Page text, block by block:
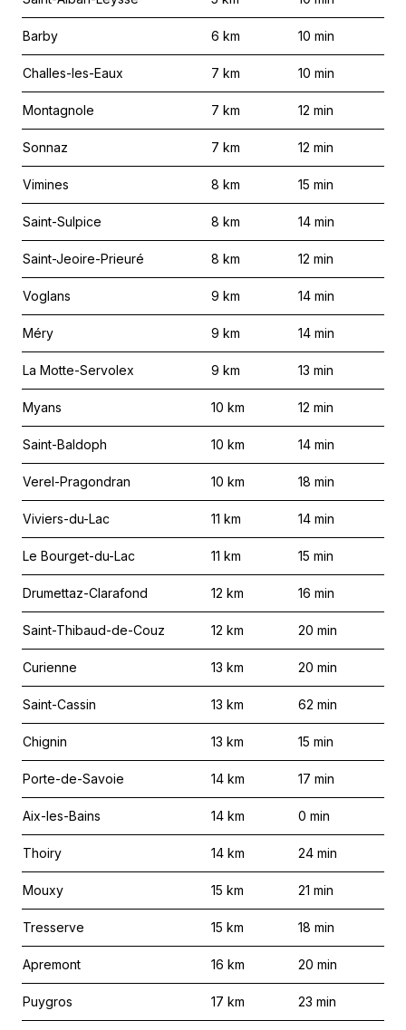
Barby 6 km 10 min
Challes-les-Eaux 7 km 10 min
Montagnole 7 km 12 min
Sonnaz 7 km 12 min
Vimines 8 km 15 min
Saint-Sulpice 8 km 14 min
Saint-Jeoire-Prieuré 8 km 12 min
Voglans 9 km 14 min
Méry 9 km 14 min
La Motte-Servolex 9 km 13 min
Myans 10 km 12 min
Saint-Baldoph 10 km 14 min
Verel-Pragondran 10 km 18 min
Viviers-du-Lac 11 km 14 min
Le Bourget-du-Lac 11 km 15 min
Drumettaz-Clarafond 12 km 16 min
Saint-Thibaud-de-Couz 12 km 20 min
Curienne 13 km 20 min
Saint-Cassin 13 km 62 min
Chignin 13 km 15 min
Porte-de-Savoie 14 km 17 min
Aix-les-Bains 14 km 0 min
Thoiry 14 km 24 min
Mouxy 15 km 21 min
Tresserve 15 km 18 min
Apremont 16 km 20 min
Puygros 17 km 23 min